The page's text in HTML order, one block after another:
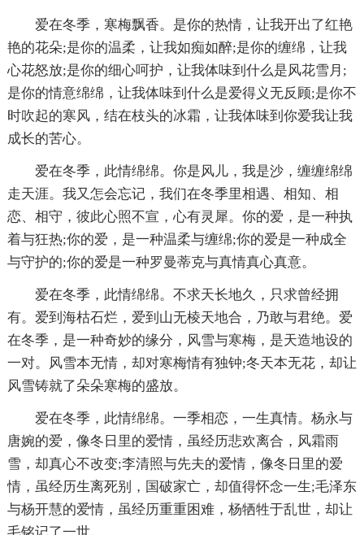
爱在冬季，寒梅飘香。是你的热情，让我开出了红艳
艳的花朵;是你的温柔，让我如痴如醉;是你的缠绵，让我
心花怒放;是你的细心呵护，让我体味到什么是风花雪月;
是你的情意绵绵，让我体味到什么是爱得义无反顾;是你不
时吹起的寒风，结在枝头的冰霜，让我体味到你爱我让我
成长的苦心。
爱在冬季，此情绵绵。你是风儿，我是沙，缠缠绵绵
走天涯。我又怎会忘记，我们在冬季里相遇、相知、相
恋、相守，彼此心照不宣，心有灵犀。你的爱，是一种执
着与狂热;你的爱，是一种温柔与缠绵;你的爱是一种成全
与守护的;你的爱是一种罗曼蒂克与真情真心真意。
爱在冬季，此情绵绵。不求天长地久，只求曾经拥
有。爱到海枯石烂，爱到山无棱天地合，乃敢与君绝。爱
在冬季，是一种奇妙的缘分，风雪与寒梅，是天造地设的
一对。风雪本无情，却对寒梅情有独钟;冬天本无花，却让
风雪铸就了朵朵寒梅的盛放。
爱在冬季，此情绵绵。一季相恋，一生真情。杨永与
唐婉的爱，像冬日里的爱情，虽经历悲欢离合，风霜雨
雪，却真心不改变;李清照与先夫的爱情，像冬日里的爱
情，虽经历生离死别，国破家亡，却值得怀念一生;毛泽东
与杨开慧的爱情，虽经历重重困难，杨牺牲于乱世，却让
毛铭记了一世。